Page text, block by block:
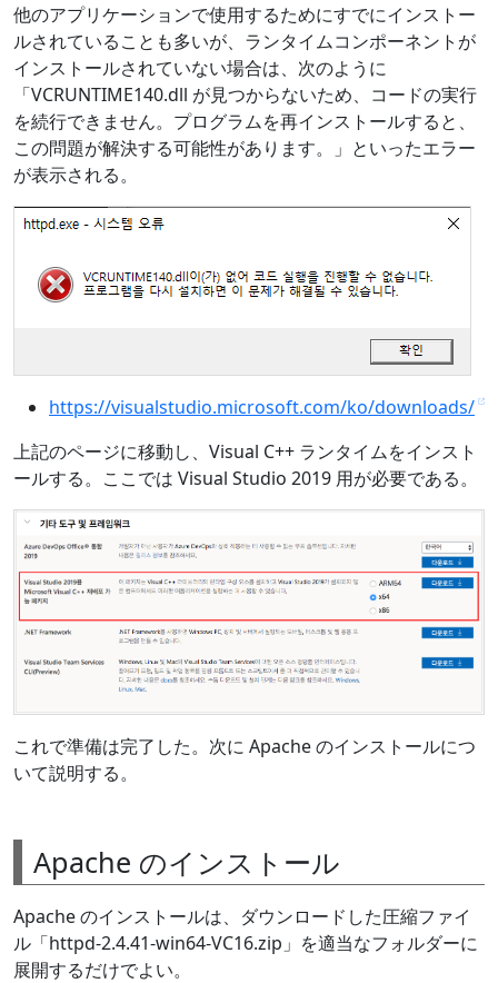
他のアプリケーションで使用するためにすでにインストー
ルされていることも多いが、ランタイムコンポーネントが
インストールされていない場合は、次のように
「VCRUNTIME140.dll が見つからないため、コードの実行
を続行できません。プログラムを再インストールすると、
この問題が解決する可能性があります。」といったエラー
が表示される。
https://visualstudio.microsoft.com/ko/downloads/
上記のページに移動し、Visual C++ ランタイムをインスト
ールする。ここでは Visual Studio 2019 用が必要である。
これで準備は完了した。次に Apache のインストールにつ
いて説明する。
Apache のインストール
Apache のインストールは、ダウンロードした圧縮ファイ
ル「httpd-2.4.41-win64-VC16.zip」を適当なフォルダーに
展開するだけでよい。